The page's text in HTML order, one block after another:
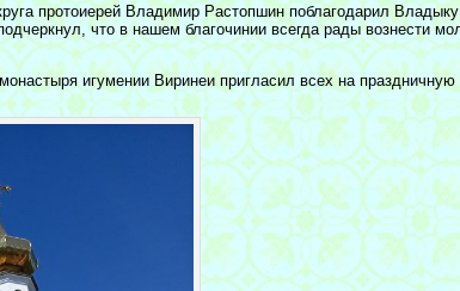
протоиерей Владимир Растопшин поблагодарил
что в нашем благочинии всегда рады вознести
игумении Виринеи пригласил всех на праздничную